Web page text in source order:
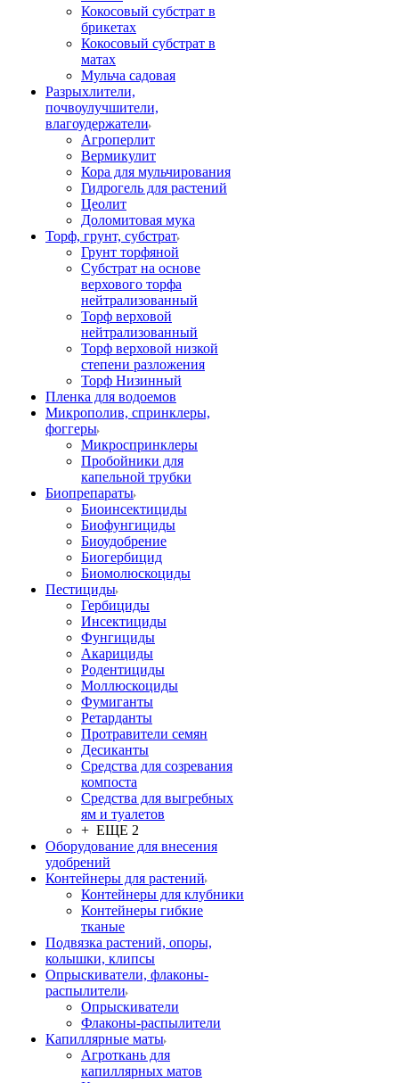
Кокосовый субстрат в
брикетах
Кокосовый субстрат в
матах
Мульча садовая
Разрыхлители,
почвоулучшители,
влагоудержатели
Агроперлит
Вермикулит
Кора для мульчирования
Гидрогель для растений
Цеолит
Доломитовая мука
Торф, грунт, субстрат
Грунт торфяной
Субстрат на основе
верхового торфа
нейтрализованный
Торф верховой
нейтрализованный
Торф верховой низкой
степени разложения
Торф Низинный
Пленка для водоемов
Микрополив, спринклеры,
фоггеры
Микроспринклеры
Пробойники для
капельной трубки
Биопрепараты
Биоинсектициды
Биофунгициды
Биоудобрение
Биогербицид
Биомолюскоциды
Пестициды
Гербициды
Инсектициды
Фунгициды
Акарициды
Родентициды
Моллюскоциды
Фумиганты
Ретарданты
Протравители семян
Десиканты
Средства для созревания
компоста
Средства для выгребных
ям и туалетов
+ ЕЩЕ 2
Оборудование для внесения
удобрений
Контейнеры для растений
Контейнеры для клубники
Контейнеры гибкие
тканые
Подвязка растений, опоры,
колышки, клипсы
Опрыскиватели, флаконы-
распылители
Опрыскиватели
Флаконы-распылители
Капиллярные маты
Агроткань для
капиллярных матов